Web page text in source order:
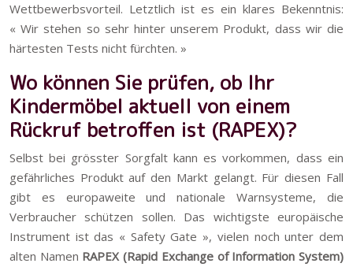
Wettbewerbsvorteil. Letztlich ist es ein klares Bekenntnis:
« Wir stehen so sehr hinter unserem Produkt, dass wir die
härtesten Tests nicht fürchten. »
Wo können Sie prüfen, ob Ihr
Kindermöbel aktuell von einem
Rückruf betroffen ist (RAPEX)?
Selbst bei grösster Sorgfalt kann es vorkommen, dass ein
gefährliches Produkt auf den Markt gelangt. Für diesen Fall
gibt es europaweite und nationale Warnsysteme, die
Verbraucher schützen sollen. Das wichtigste europäische
Instrument ist das « Safety Gate », vielen noch unter dem
alten Namen RAPEX (Rapid Exchange of Information System)